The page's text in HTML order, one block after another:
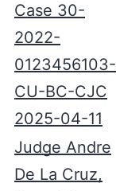
Case 30-
2022-
0123456103-
CU-BC-CJC
2025-04-11
Judge Andre
De La Cruz,